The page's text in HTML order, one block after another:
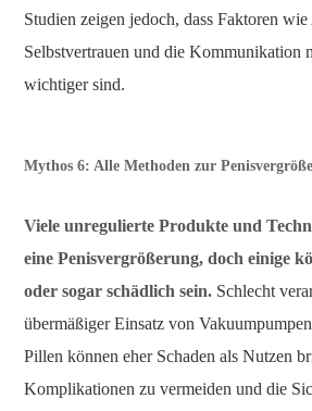
Studien zeigen jedoch, dass Faktoren wie
Selbstvertrauen und die Kommunikation
wichtiger sind.
Mythos 6: Alle Methoden zur
Viele unregulierte Produkte und
eine Penisvergrößerung, doch einige
oder sogar schädlich sein. Schlecht
übermäßiger Einsatz von
Pillen können eher Schaden als Nutzen
Komplikationen zu vermeiden und die